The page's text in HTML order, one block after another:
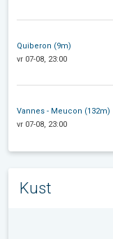
Quiberon (9m)
vr 07-08, 23:00
Vannes - Meucon (132m)
vr 07-08, 23:00
Kust